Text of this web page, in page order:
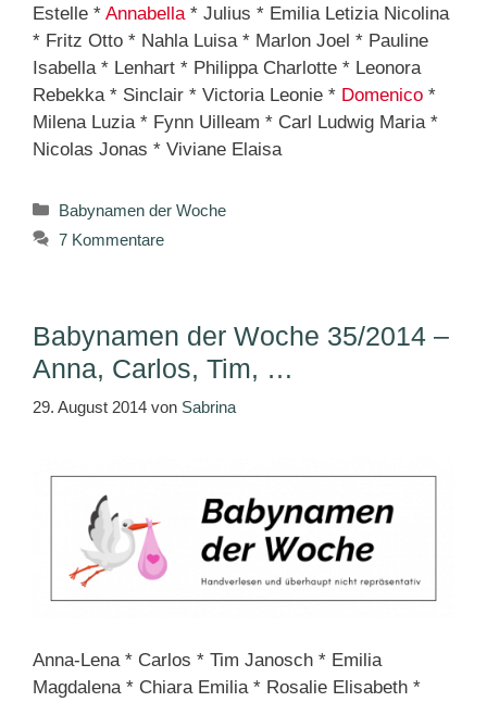
Estelle * Annabella * Julius * Emilia Letizia Nicolina
* Fritz Otto * Nahla Luisa * Marlon Joel * Pauline
Isabella * Lenhart * Philippa Charlotte * Leonora
Rebekka * Sinclair * Victoria Leonie * Domenico *
Milena Luzia * Fynn Uilleam * Carl Ludwig Maria *
Nicolas Jonas * Viviane Elaisa
Kategorien
Babynamen der Woche
7 Kommentare
Babynamen der Woche 35/2014 –
Anna, Carlos, Tim, …
29. August 2014 von Sabrina
Anna-Lena * Carlos * Tim Janosch * Emilia
Magdalena * Chiara Emilia * Rosalie Elisabeth *